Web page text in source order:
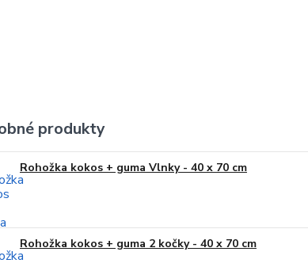
produkty
Rohožka kokos + guma Vlnky - 40 x 70 cm
Rohožka kokos + guma 2 kočky - 40 x 70 cm